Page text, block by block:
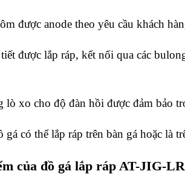
được anode theo yêu cầu khách
được lắp ráp, kết nối qua các
lò xo cho độ đàn hồi được đảm bảo
gá có thể lắp ráp trên bàn gá hoặc
của đồ gá lắp ráp AT-JIG-